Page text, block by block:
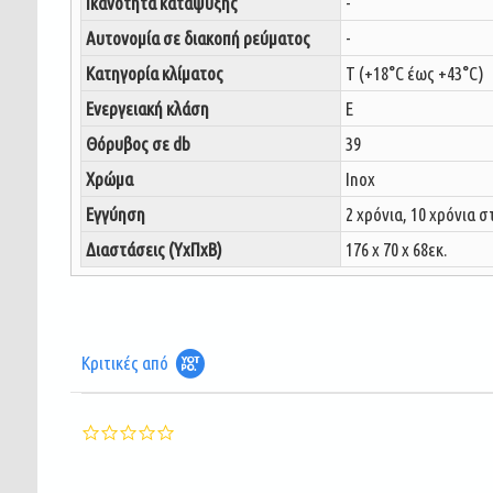
Αυτονομία σε διακοπή ρεύματος
-
Κατηγορία κλίματος
T (+18°C έως +43°C)
Ενεργειακή κλάση
E
Θόρυβος σε db
39
Χρώμα
Inox
Εγγύηση
2 χρόνια, 10 χρόνια
Διαστάσεις (ΥxΠxΒ)
176 x 70 x 68εκ.
Κριτικές από
0.0